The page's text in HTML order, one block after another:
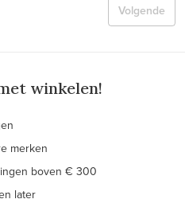
Volgende
winkelen!
merken
boven € 300
later